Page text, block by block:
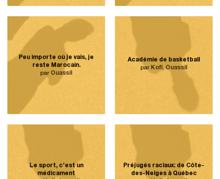
Peu importe où je vais, je
reste Marocain.
par Ouassil
Académie de basketball
par Kofi, Ouassil
Le sport, c’est un
médicament
Préjugés raciaux: de Côte-
des-Neiges à Québec